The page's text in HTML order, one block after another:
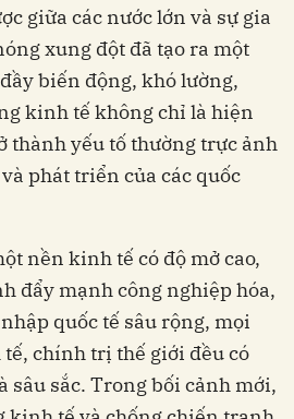
giữa các nước lớn và sự gia
xung đột đã tạo ra một
biến động, khó lường,
kinh tế không chỉ là hiện
thành yếu tố thường trực ảnh
phát triển của các quốc
nền kinh tế có độ mở cao,
đẩy mạnh công nghiệp hóa,
quốc tế sâu rộng, mọi
chính trị thế giới đều có
sâu sắc. Trong bối cảnh mới,